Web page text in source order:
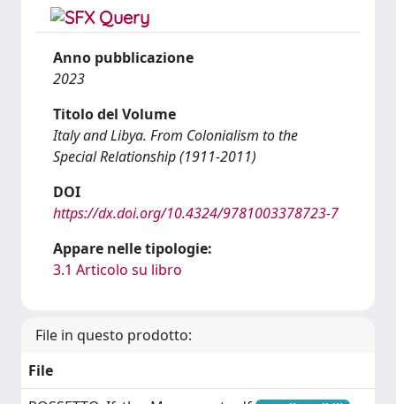
Anno pubblicazione
2023
Titolo del Volume
Italy and Libya. From Colonialism to the
Special Relationship (1911-2011)
DOI
https://dx.doi.org/10.4324/9781003378723-7
Appare nelle tipologie:
3.1 Articolo su libro
File in questo prodotto:
File